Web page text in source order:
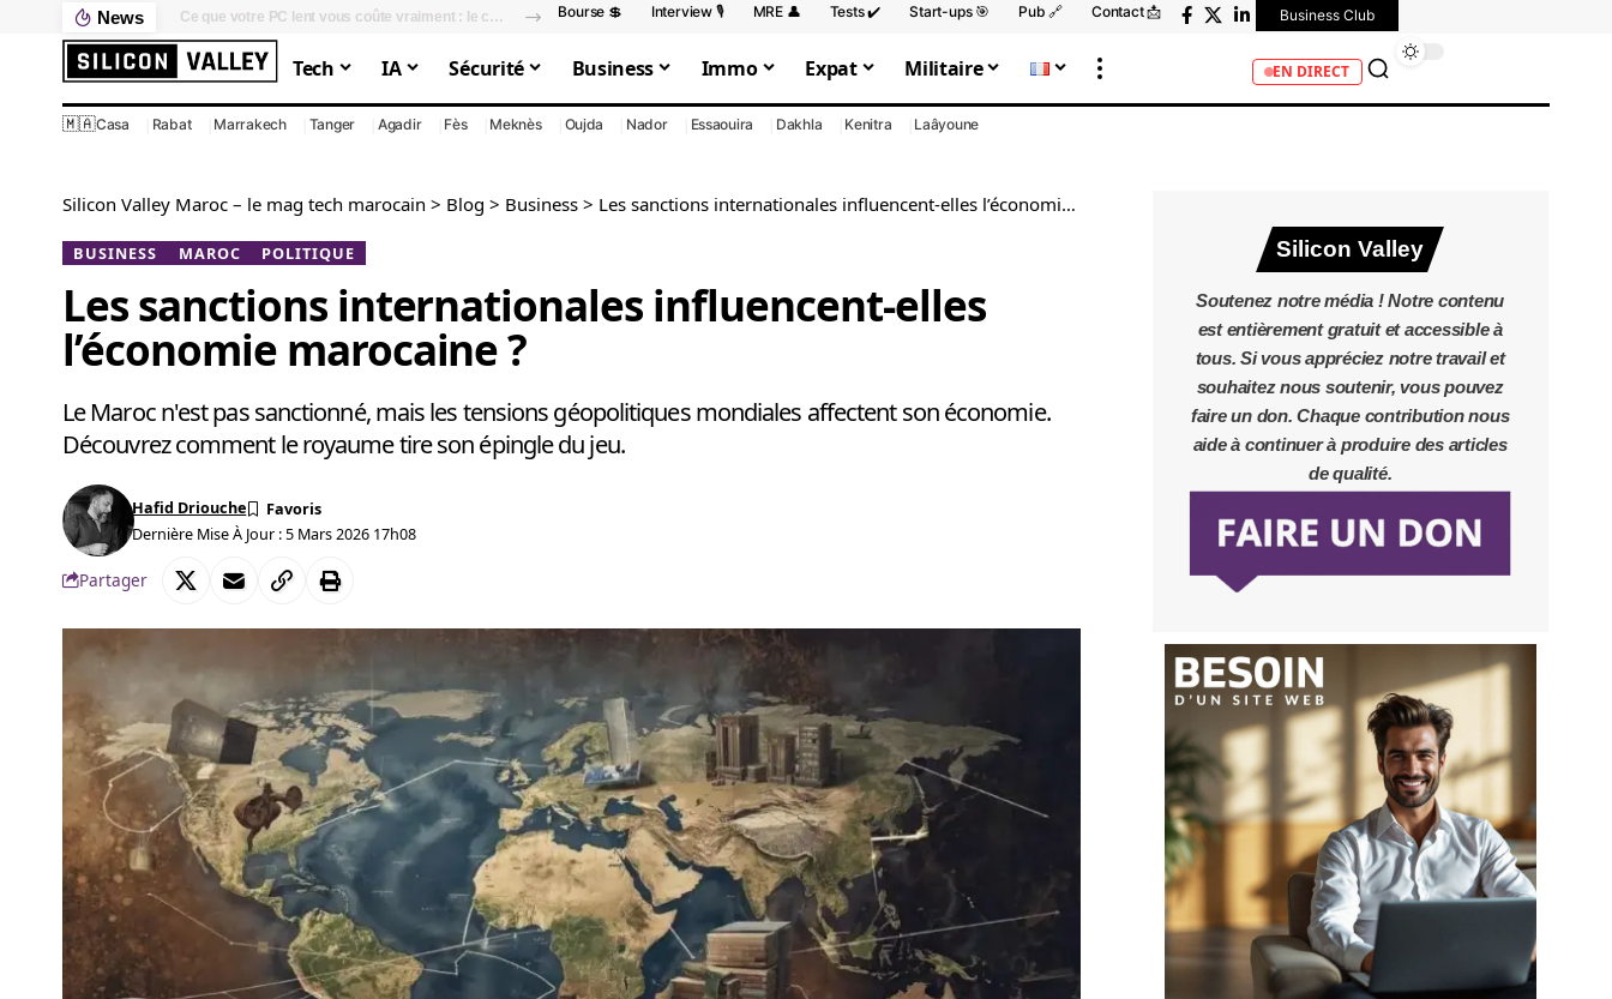
News Ce que votre PC lent vous coûte vraiment : le calcul que personne ne fait Bourse 💲 Interview 🎙️ MRE 👤 Tests ✔️ Start-ups 🎯 Pub 🔗 Contact 📩 Business Club
Tech IA Sécurité Business Immo Expat Militaire EN DIRECT
🇲🇦Casa Rabat Marrakech Tanger Agadir Fès Meknès Oujda Nador Essaouira Dakhla Kenitra Laâyoune
Silicon Valley Maroc – le mag tech marocain > Blog > Business > Les sanctions internationales influencent-elles l’économie marocaine ?
BUSINESS MAROC POLITIQUE
Les sanctions internationales influencent-elles
l’économie marocaine ?
Le Maroc n'est pas sanctionné, mais les tensions géopolitiques mondiales affectent son économie.
Découvrez comment le royaume tire son épingle du jeu.
Dernière Mise À Jour : 5 Mars 2026 17h08
Hafid Driouche
Partager
Silicon Valley
Soutenez notre média ! Notre contenu
est entièrement gratuit et accessible à
tous. Si vous appréciez notre travail et
souhaitez nous soutenir, vous pouvez
faire un don. Chaque contribution nous
aide à continuer à produire des articles
de qualité.